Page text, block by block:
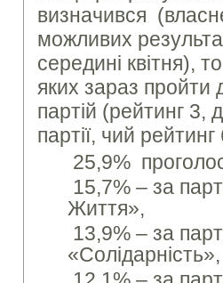
визначився
можливих
середині квітня),
яких зараз
партій (рейтинг 3,
партії, чий
25,9%
15,7% – за
Життя»,
13,9% – за
«Солідарність»,